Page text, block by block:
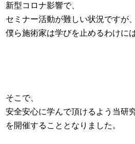
新型コロナ影響で、
セミナー活動が難しい状況ですが、
僕ら施術家は学びを止めるわけに
そこで、
安全安心に学んで頂けるよう当研
を開催することとなりました。